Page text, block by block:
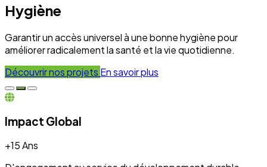
+10k
Bénéficiaires directs de nos projets sur le terrain.
Engagement
Transparence et dévouement pour chaque initiative.